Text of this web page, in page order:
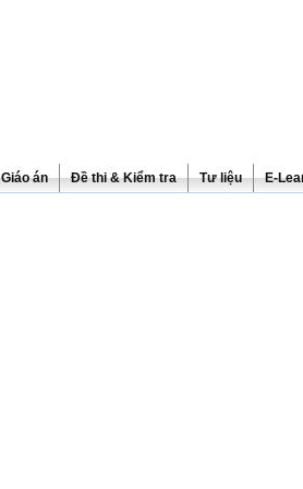
Giáo án Đề thi & Kiểm tra Tư liệu E-